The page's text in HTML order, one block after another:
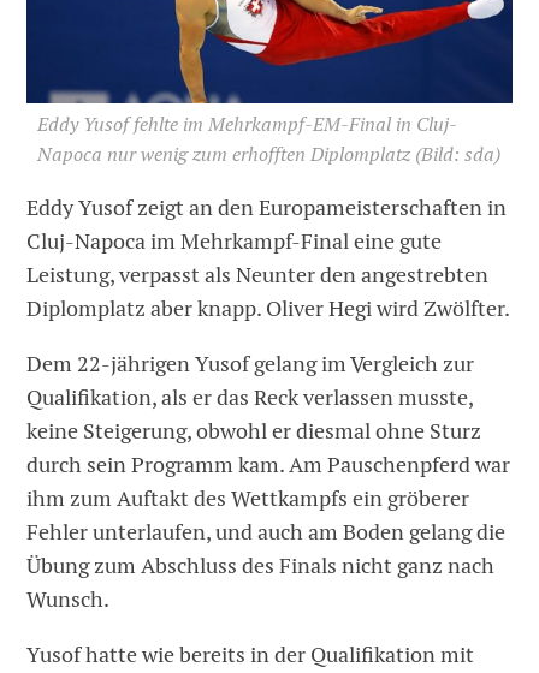
Eddy Yusof fehlte im Mehrkampf-EM-Final in Cluj-
Napoca nur wenig zum erhofften Diplomplatz (Bild: sda)
Eddy Yusof zeigt an den Europameisterschaften in
Cluj-Napoca im Mehrkampf-Final eine gute
Leistung, verpasst als Neunter den angestrebten
Diplomplatz aber knapp. Oliver Hegi wird Zwölfter.
Dem 22-jährigen Yusof gelang im Vergleich zur
Qualifikation, als er das Reck verlassen musste,
keine Steigerung, obwohl er diesmal ohne Sturz
durch sein Programm kam. Am Pauschenpferd war
ihm zum Auftakt des Wettkampfs ein gröberer
Fehler unterlaufen, und auch am Boden gelang die
Übung zum Abschluss des Finals nicht ganz nach
Wunsch.
Yusof hatte wie bereits in der Qualifikation mit